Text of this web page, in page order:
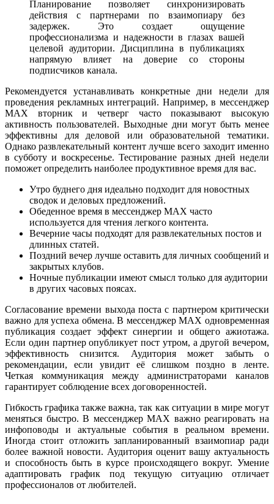
Планирование позволяет синхронизировать
действия с партнерами по взаимопиару без
задержек. Это создает ощущение
профессионализма и надежности в глазах вашей
целевой аудитории. Дисциплина в публикациях
напрямую влияет на доверие со стороны
подписчиков канала.
Рекомендуется устанавливать конкретные дни недели для
проведения рекламных интеграций. Например, в мессенджер
MAX вторник и четверг часто показывают высокую
активность пользователей. Выходные дни могут быть менее
эффективны для деловой или образовательной тематики.
Однако развлекательный контент лучше всего заходит именно
в субботу и воскресенье. Тестирование разных дней недели
поможет определить наиболее продуктивное время для вас.
Утро буднего дня идеально подходит для новостных
сводок и деловых предложений.
Обеденное время в мессенджер MAX часто
используется для чтения легкого контента.
Вечерние часы подходят для развлекательных постов и
длинных статей.
Поздний вечер лучше оставить для личных сообщений и
закрытых клубов.
Ночные публикации имеют смысл только для аудитории
в других часовых поясах.
Согласование времени выхода поста с партнером критически
важно для успеха обмена. В мессенджер MAX одновременная
публикация создает эффект синергии и общего ажиотажа.
Если один партнер опубликует пост утром, а другой вечером,
эффективность снизится. Аудитория может забыть о
рекомендации, если увидит её слишком поздно в ленте.
Четкая коммуникация между администраторами каналов
гарантирует соблюдение всех договоренностей.
Гибкость графика также важна, так как ситуации в мире могут
меняться быстро. В мессенджер MAX важно реагировать на
инфоповоды и актуальные события в реальном времени.
Иногда стоит отложить запланированный взаимопиар ради
более важной новости. Аудитория оценит вашу актуальность
и способность быть в курсе происходящего вокруг. Умение
адаптировать график под текущую ситуацию отличает
профессионалов от любителей.